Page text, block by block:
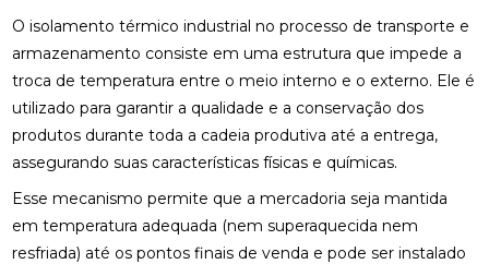
O isolamento térmico industrial no processo de transporte e
armazenamento consiste em uma estrutura que impede a
troca de temperatura entre o meio interno e o externo. Ele é
utilizado para garantir a qualidade e a conservação dos
produtos durante toda a cadeia produtiva até a entrega,
assegurando suas características físicas e químicas.
Esse mecanismo permite que a mercadoria seja mantida
em temperatura adequada (nem superaquecida nem
resfriada) até os pontos finais de venda e pode ser instalado